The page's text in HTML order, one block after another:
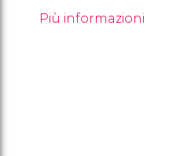
Più informazioni